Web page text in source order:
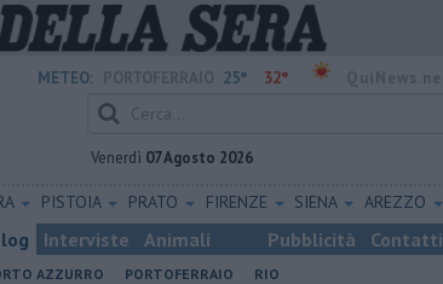
METEO: 25° 32°
Venerdì 07 Agosto 2026
PISTOIA PRATO FIRENZE SIENA AREZZO
Interviste Animali Pubblicità Contatti
AZZURRO PORTOFERRAIO RIO